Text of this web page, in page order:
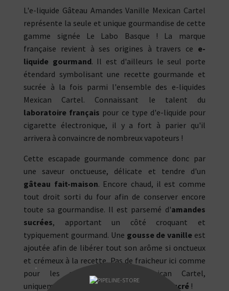
L'e-liquide Gâteau Amandes Vanille Mexican Cartel
représente la seule et unique gourmandise de cette
gamme signée Le Labo Basque ! La marque
française revient à ses origines à travers ce e-
liquide gourmand. Il est d'ailleurs le seul porte
étendard symbolisant une recette gourmande et
sucrée à la fois parmi l'ensemble des e-liquides
Mexican Cartel. Connaissant le talent du
laboratoire français pour ce type d'e-liquide pour
cigarette électronique, il y a fort à parier qu'il
arrivera à convaincre de nombreux vapoteurs !
Cette escapade gourmande commence donc par
une saveur onctueuse, délicate et tendre d'un
gâteau fait-maison. Encore chaud, il est comme
tout droit sorti du four afin de conserver encore
toute sa gourmandise. Il est parsemé d'amandes
sucrées, apportant un côté croquant et
typiquement gourmand. Une gousse de vanilleest
ajoutée afin de libérer tout son arôme si onctueux
et crémeux à la recette. Pas de fraicheur ici comme
pour les autres e-liquides Mexican Cartel,
uniquement un plaisir
gourmand et bien sucré !
"